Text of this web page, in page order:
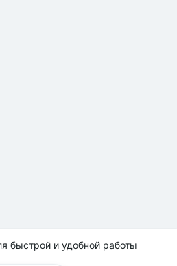
быстрой и удобной работы